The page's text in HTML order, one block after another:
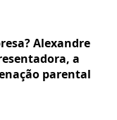
Alexandre
a
parental